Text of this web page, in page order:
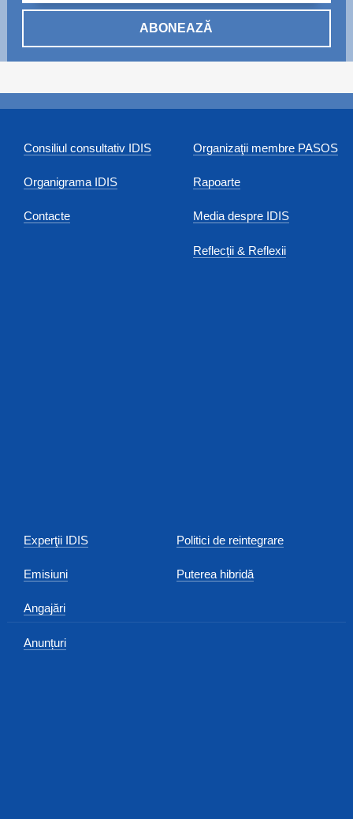
ABONEAZĂ
Consiliul consultativ IDIS
Organigrama IDIS
Contacte
Organizaţii membre PASOS
Rapoarte
Media despre IDIS
Reflecții & Reflexii
Experţii IDIS
Emisiuni
Angajări
Anunțuri
Politici de reintegrare
Puterea hibridă